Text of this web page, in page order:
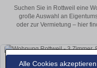
Alle Cookies akzeptieren
Suchen Sie in Rottweil eine
große Auswahl an
oder zur Vermietung – hier